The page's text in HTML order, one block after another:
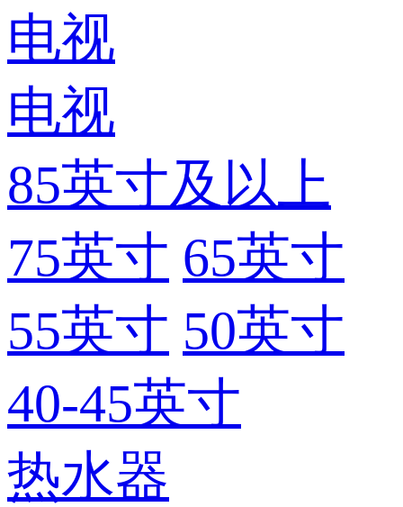
电视
电视
85英寸及以上
75英寸 65英寸
55英寸 50英寸
40-45英寸
热水器